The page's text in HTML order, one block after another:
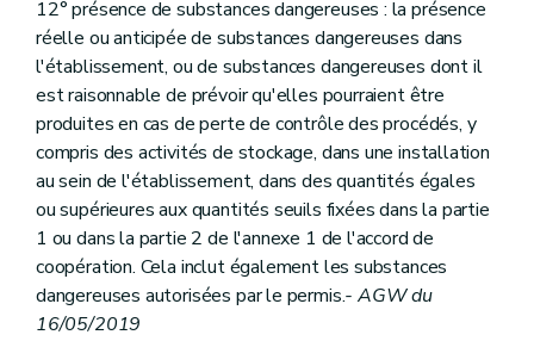
Art. 278
Art. 279
Art. 280
Annexe
Annexe
Annexe
Annexe
Annexe
Annexe
Annexe
Annexe
Annexe
Annexe
Annexe
Annexe
12° présence de substances dangereuses : la présence
réelle ou anticipée de substances dangereuses dans
l'établissement, ou de substances dangereuses dont il
est raisonnable de prévoir qu'elles pourraient être
produites en cas de perte de contrôle des procédés, y
compris des activités de stockage, dans une installation
au sein de l'établissement, dans des quantités égales
ou supérieures aux quantités seuils fixées dans la partie
1 ou dans la partie 2 de l'annexe 1 de l'accord de
coopération. Cela inclut également les substances
dangereuses autorisées par le permis.- AGW du
16/05/2019